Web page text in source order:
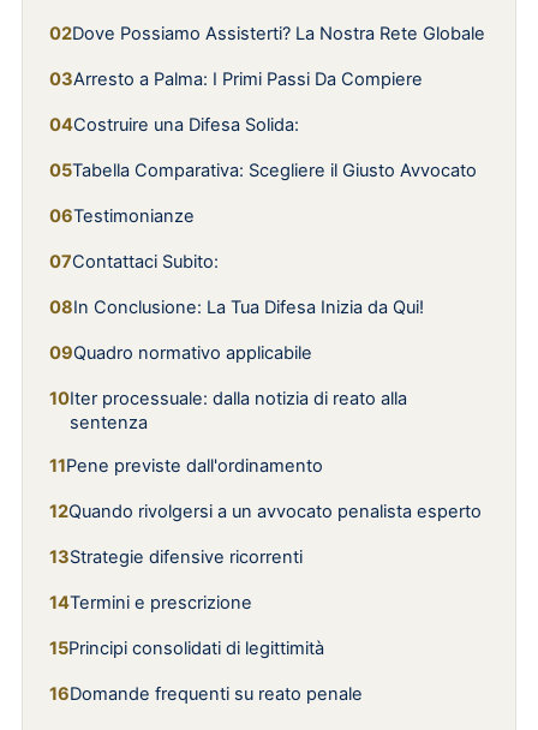
Dove Possiamo Assisterti? La Nostra Rete Globale
Arresto a Palma: I Primi Passi Da Compiere
Costruire una Difesa Solida:
Tabella Comparativa: Scegliere il Giusto Avvocato
Testimonianze
Contattaci Subito:
In Conclusione: La Tua Difesa Inizia da Qui!
Quadro normativo applicabile
Iter processuale: dalla notizia di reato alla
sentenza
Pene previste dall'ordinamento
Quando rivolgersi a un avvocato penalista esperto
Strategie difensive ricorrenti
Termini e prescrizione
Principi consolidati di legittimità
Domande frequenti su reato penale